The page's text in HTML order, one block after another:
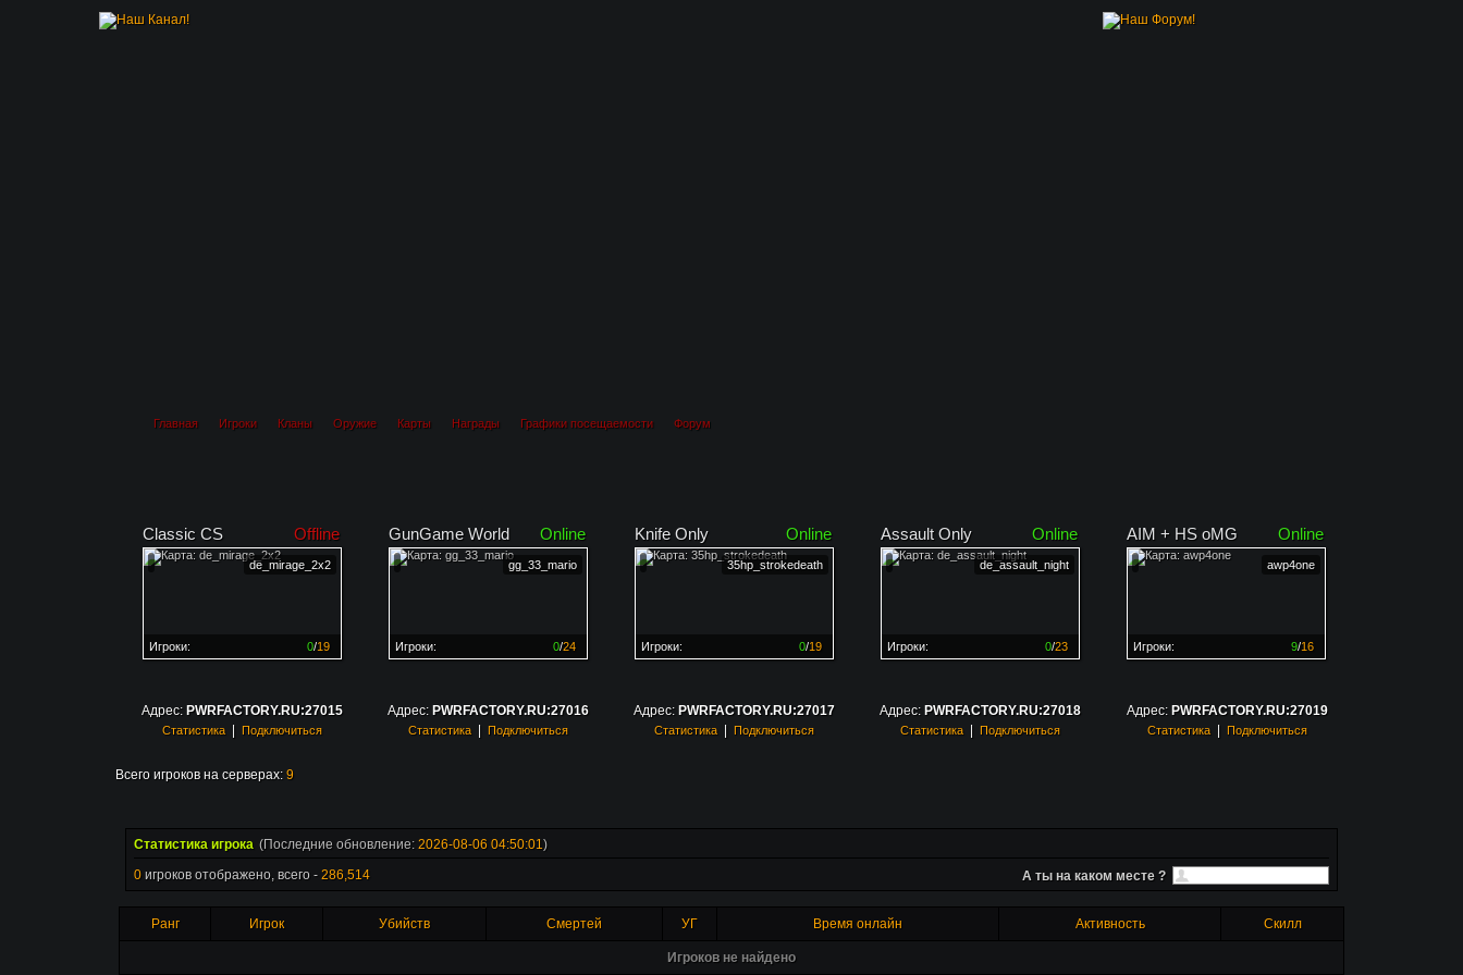
Главная Игроки Кланы Оружие Карты Награды Графики посещаемости Форум
Classic CS Offline
de_mirage_2x2
0/19
Игроки:
GunGame World Online
gg_33_mario
0/24
Игроки:
Knife Only Online
35hp_strokedeath
0/19
Игроки:
Assault Only Online
de_assault_night
0/23
Игроки:
AIM + HS oMG Online
awp4one
9/16
Игроки:
Адрес: PWRFACTORY.RU:27015
Статистика| Подключиться
Адрес: PWRFACTORY.RU:27016
Статистика| Подключиться
Адрес: PWRFACTORY.RU:27017
Статистика| Подключиться
Адрес: PWRFACTORY.RU:27018
Статистика| Подключиться
Адрес: PWRFACTORY.RU:27019
Статистика| Подключиться
Всего игроков на серверах: 9
А ты на каком месте ?
Статистика игрока (Последние обновление: 2026-08-06 04:50:01)
0 игроков отображено, всего - 286,514
Ранг Игрок Убийств Смертей УГ Время онлайн Активность Скилл
Игроков не найдено